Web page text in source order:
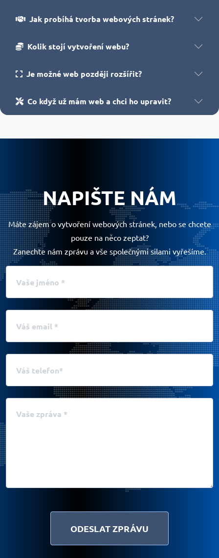
Jak probíhá tvorba webových stránek?
Kolik stojí vytvoření webu?
Je možné web později rozšířit?
Co když už mám web a chci ho upravit?
NAPIŠTE NÁM
Máte zájem o vytvoření webových stránek, nebo se chcete
pouze na něco zeptat?
Zanechte nám zprávu a vše společnými silami vyřešíme.
Vaše jméno
Váš email
Váš telefon
Vaše zpráva